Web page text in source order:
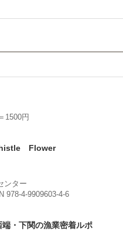
1500円
Flower
ンター
4-9909603-4-6
・下関の漁業密着ルポ